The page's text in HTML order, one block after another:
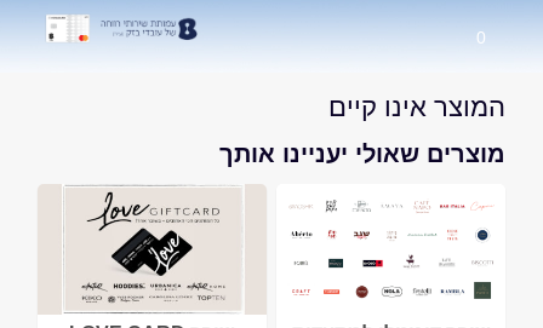
0
המוצר אינו קיים
מוצרים שאולי יעניינו אותך